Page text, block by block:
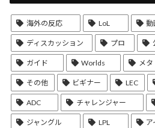
海外の反応 LoL 動
ディスカッション プロ
ガイド Worlds メタ
その他 ビギナー LEC
ADC チャレンジャー
ジャングル LPL ア